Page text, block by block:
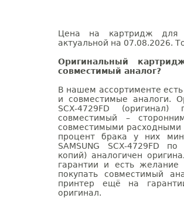
Цена на картридж для
актуальной на 07.08.2026.
Оригинальный
совместимый аналог?
В нашем ассортименте
и совместимые аналоги.
SCX-4729FD (оригинал)
совместимый –
совместимыми расходными
процент брака у них
SAMSUNG SCX-4729FD
копий) аналогичен
гарантии и есть
покупать совместимый
принтер ещё на
оригинал.